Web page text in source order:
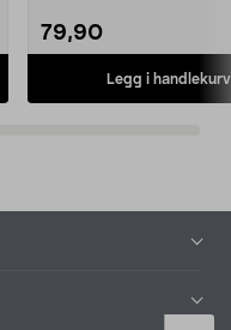
79,90
Legg i handlekurv